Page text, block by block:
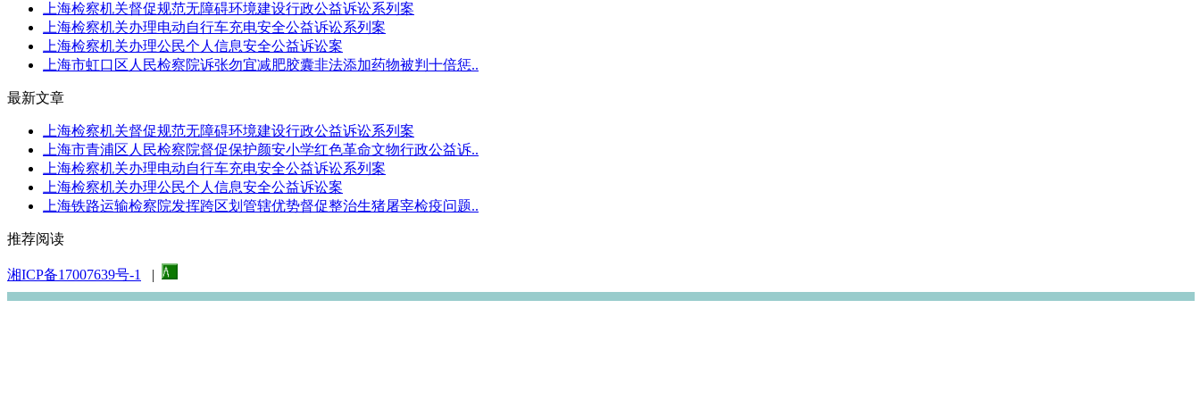
上海检察机关督促规范无障碍环境建设行政公益诉讼系列案
上海检察机关办理电动自行车充电安全公益诉讼系列案
上海检察机关办理公民个人信息安全公益诉讼案
上海市虹口区人民检察院诉张勿宜减肥胶囊非法添加药物被判十倍惩..
最新文章
上海检察机关督促规范无障碍环境建设行政公益诉讼系列案
上海市青浦区人民检察院督促保护颜安小学红色革命文物行政公益诉..
上海检察机关办理电动自行车充电安全公益诉讼系列案
上海检察机关办理公民个人信息安全公益诉讼案
上海铁路运输检察院发挥跨区划管辖优势督促整治生猪屠宰检疫问题..
推荐阅读
湘ICP备17007639号-1 |